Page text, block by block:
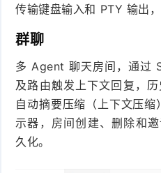
传输键盘输入和 PTY 输出
群聊
多 Agent 聊天房间，通过
及路由触发上下文回复，
自动摘要压缩（上下文压
示器，房间创建、删除和
久化。